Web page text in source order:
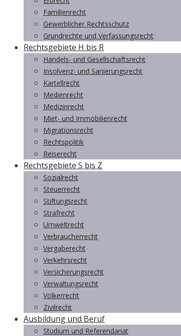
Familienrecht
Gewerblicher Rechtsschutz
Grundrechte und Verfassungsrecht
Rechtsgebiete H bis R
Handels- und Gesellschaftsrecht
Insolvenz- und Sanierungsrecht
Kartellrecht
Medienrecht
Medizinrecht
Miet- und Immobilienrecht
Migrationsrecht
Rechtspolitik
Reiserecht
Rechtsgebiete S bis Z
Sozialrecht
Steuerrecht
Stiftungsrecht
Strafrecht
Umweltrecht
Verbraucherrecht
Vergaberecht
Verkehrsrecht
Versicherungsrecht
Verwaltungsrecht
Völkerrecht
Zivilrecht
Ausbildung und Beruf
Studium und Referendariat